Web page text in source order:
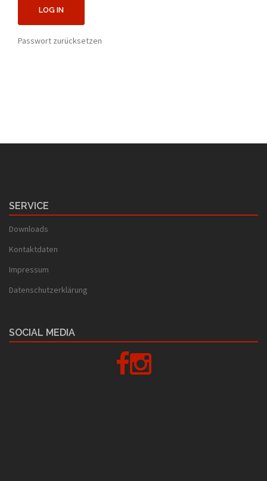
Passwort zurücksetzen
SERVICE
Downloads
Kontaktdaten
Impressum
Datenschutzerklärung
SOCIAL MEDIA
FacebookInstagram